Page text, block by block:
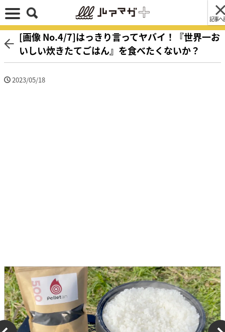
記事へ
[画像 No.4/7]はっきり言ってヤバイ！『世界一お
いしい炊きたてごはん』を食べたくないか？
2023/05/18